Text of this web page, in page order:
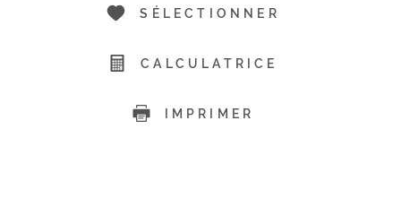
SÉLECTIONNER
CALCULATRICE
IMPRIMER